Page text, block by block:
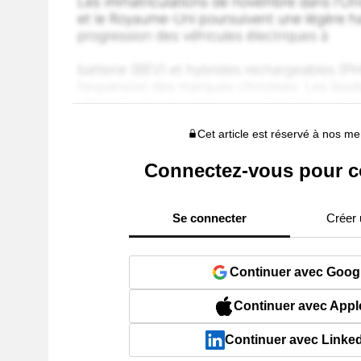
Cet article est réservé à nos
Connectez-vous pour
Se connecter Créer
Continuer avec
Continuer avec
Continuer avec